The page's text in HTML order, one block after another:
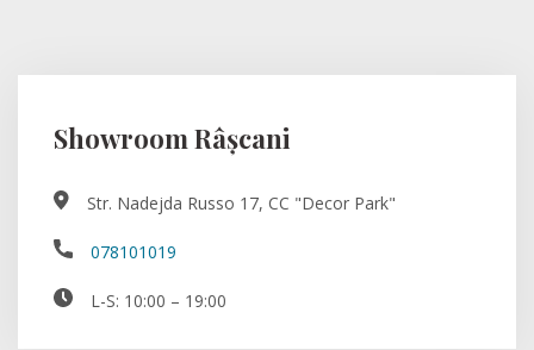
Showroom Râșcani
Str. Nadejda Russo 17, CC "Decor Park"
078101019
L-S: 10:00 – 19:00